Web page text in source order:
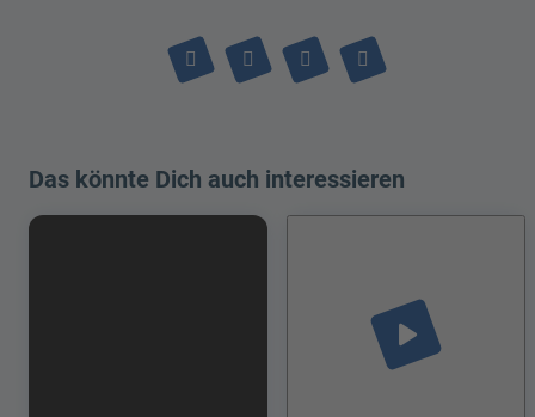
Das könnte Dich auch interessieren
play_arrow